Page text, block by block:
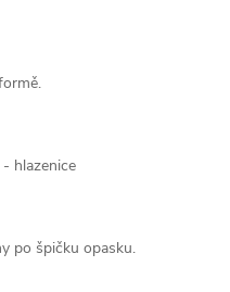
hlazenice
po špičku opasku.